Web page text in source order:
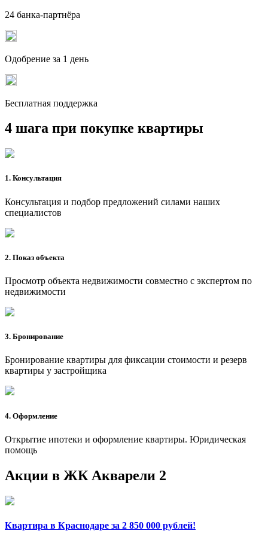
24 банка-партнёра
Одобрение за 1 день
Бесплатная поддержка
4 шага при покупке квартиры
1. Консультация
Консультация и подбор предложений силами наших
специалистов
2. Показ объекта
Просмотр объекта недвижимости совместно с экспертом по
недвижимости
3. Бронирование
Бронирование квартиры для фиксации стоимости и резерв
квартиры у застройщика
4. Оформление
Открытие ипотеки и оформление квартиры. Юридическая
помощь
Акции в ЖК Акварели 2
Квартира в Краснодаре за 2 850 000 рублей!